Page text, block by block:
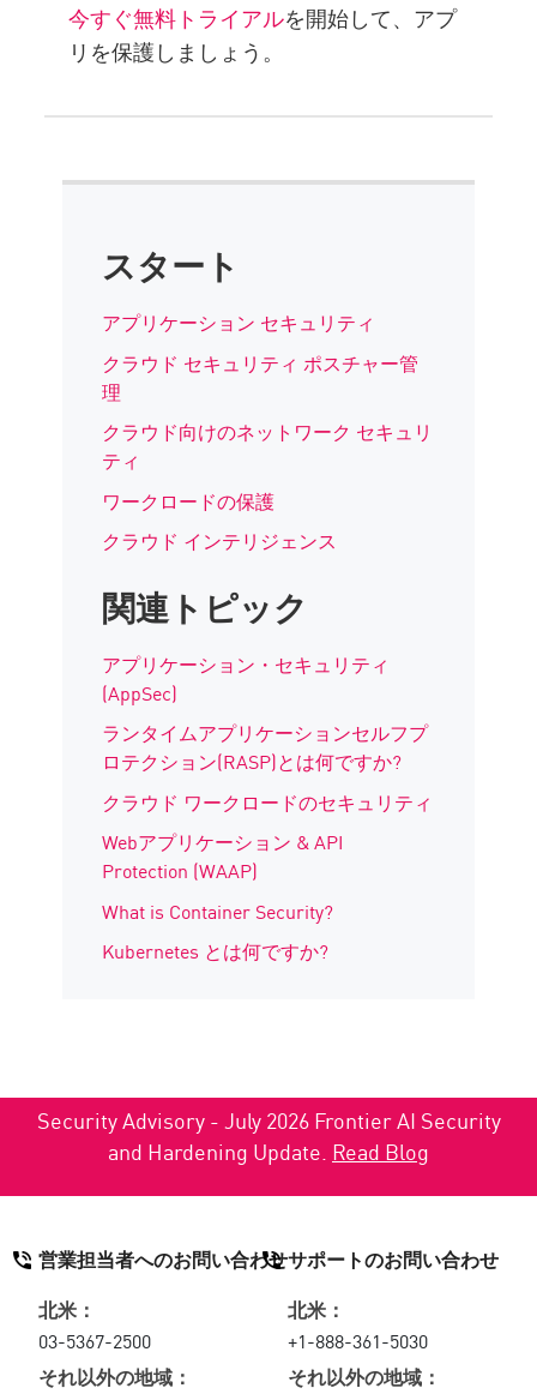
今すぐ無料トライアルを開始して、アプ
リを保護しましょう。
スタート
アプリケーション セキュリティ
クラウド セキュリティ ポスチャー管
理
クラウド向けのネットワーク セキュリ
ティ
ワークロードの保護
クラウド インテリジェンス
関連トピック
アプリケーション・セキュリティ
(AppSec)
ランタイムアプリケーションセルフプ
ロテクション(RASP)とは何ですか?
クラウド ワークロードのセキュリティ
Webアプリケーション & API
Protection (WAAP)
What is Container Security?
Kubernetes とは何ですか?
Security Advisory - July 2026 Frontier AI Security
and Hardening Update. Read Blog
営業担当者へのお問い合わせ
北米：
03-5367-2500
それ以外の地域：
サポートのお問い合わせ
北米：
+1-888-361-5030
それ以外の地域：